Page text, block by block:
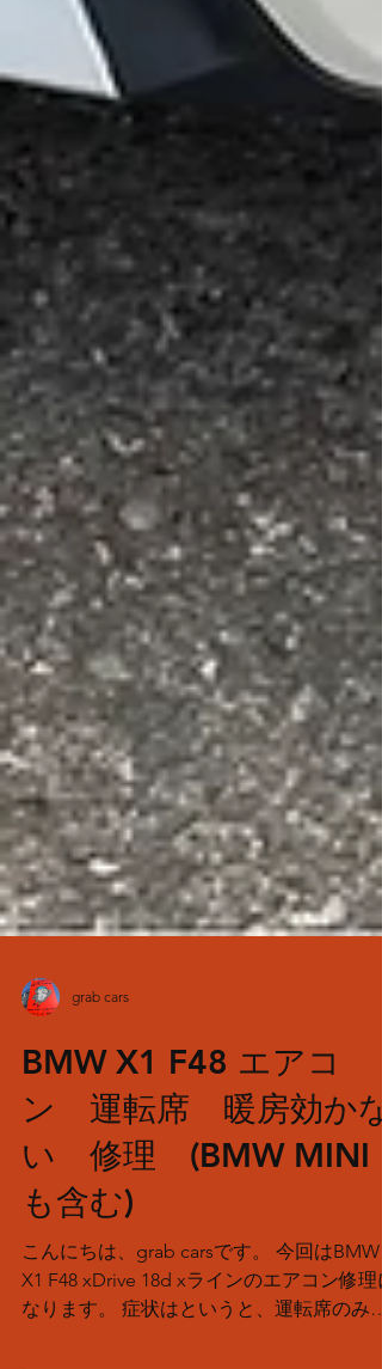
BMW X1 F48 エアコ
ン 運転席 暖房効かな
い 修理 (BMW MINI
も含む)